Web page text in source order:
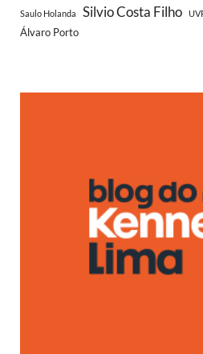
Saulo Holanda Silvio Costa Filho
Álvaro Porto